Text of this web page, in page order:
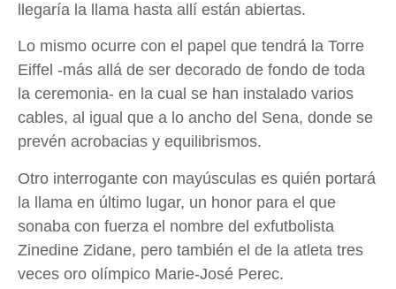
llegaría la llama hasta allí están abiertas.
Lo mismo ocurre con el papel que tendrá la Torre
Eiffel -más allá de ser decorado de fondo de toda
la ceremonia- en la cual se han instalado varios
cables, al igual que a lo ancho del Sena, donde se
prevén acrobacias y equilibrismos.
Otro interrogante con mayúsculas es quién portará
la llama en último lugar, un honor para el que
sonaba con fuerza el nombre del exfutbolista
Zinedine Zidane, pero también el de la atleta tres
veces oro olímpico Marie-José Perec.